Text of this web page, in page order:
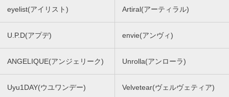
eyelist(アイリスト) Artiral(アーティラル)
U.P.D(アプデ) envie(アンヴィ)
ANGELIQUE(アンジェリーク) Unrolla(アンローラ)
Uyu1DAY(ウユワンデー) Velvetear(ヴェルヴェティア)